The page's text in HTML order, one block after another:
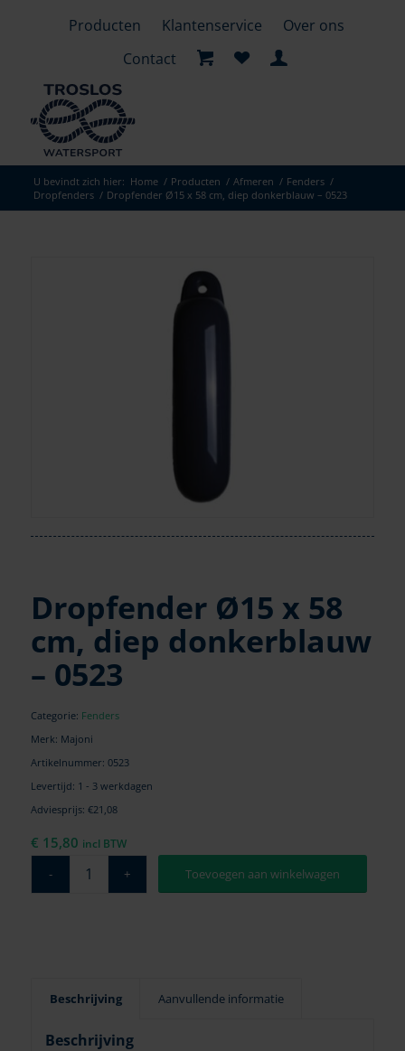
Producten Klantenservice
Over ons
Contact
U bevindt zich hier: Home / Producten / Afmeren / Fenders /
Dropfenders / Dropfender Ø15 x 58 cm, diep donkerblauw – 0523
Dropfender Ø15 x 58
cm, diep donkerblauw
– 0523
Categorie: Fenders
Merk: Majoni
Artikelnummer: 0523
Levertijd: 1 - 3 werkdagen
Adviesprijs: €21,08
€ 15,80 incl BTW
Toevoegen aan winkelwagen
Beschrijving Aanvullende informatie
Beschrijving